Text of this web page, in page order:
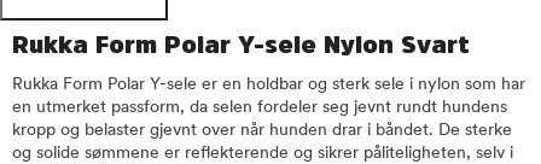
Rukka Form Polar Y-sele Nylon Svart
Rukka Form Polar Y-sele er en holdbar og sterk sele i nylon som har
en utmerket passform, da selen fordeler seg jevnt rundt hundens
kropp og belaster gjevnt over når hunden drar i båndet. De sterke
og solide sømmene er reflekterende og sikrer påliteligheten, selv i